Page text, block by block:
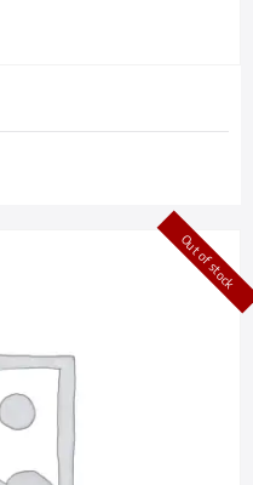
Out of stock